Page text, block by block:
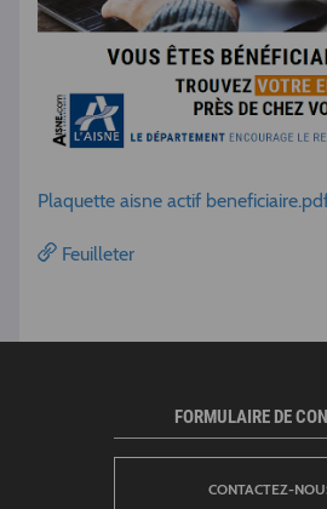
Plaquette aisne actif
Feuilleter
FORMULAIRE DE
CONTACTEZ-